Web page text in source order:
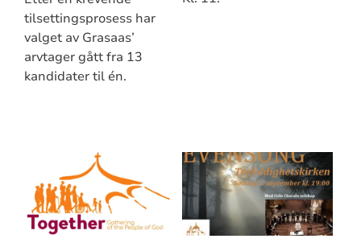
tilsettingsprosess har
valget av Grasaas’
arvtager gått fra 13
kandidater til én.